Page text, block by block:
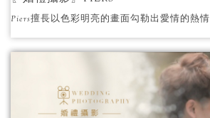
Piers擅長以色彩明亮的畫面勾勒出愛情的熱情